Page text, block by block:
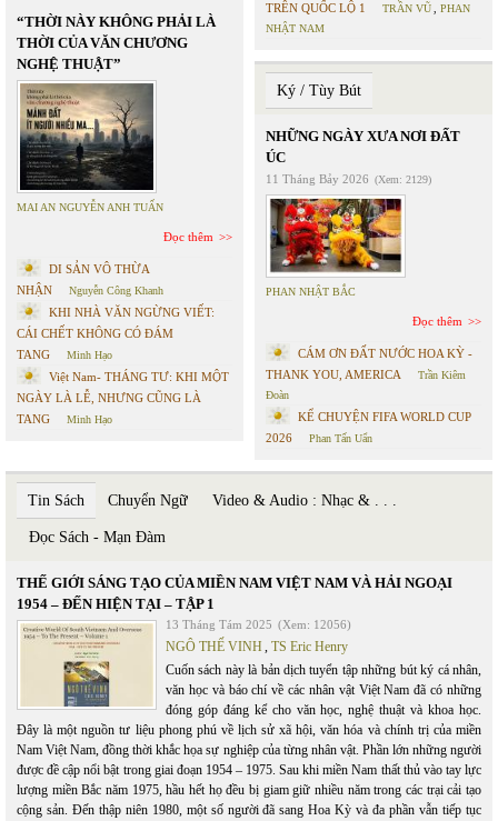
“THỜI NÀY KHÔNG PHẢI LÀ
THỜI CỦA VĂN CHƯƠNG
NGHỆ THUẬT”
MAI AN NGUYỄN ANH TUẤN
Đọc thêm
DI SẢN VÔ THỪA
NHẬN
Nguyễn Công Khanh
KHI NHÀ VĂN NGỪNG VIẾT:
CÁI CHẾT KHÔNG CÓ ĐÁM
TANG
Minh Hạo
Việt Nam- THÁNG TƯ: KHI MỘT
NGÀY LÀ LỄ, NHƯNG CŨNG LÀ
TANG
Minh Hạo
TRÊN QUỐC LỘ 1
TRẦN VŨ
PHAN
NHẬT NAM
Ký / Tùy Bút
NHỮNG NGÀY XƯA NƠI ĐẤT
ÚC
11 Tháng Bảy 2026 (Xem: 2129)
PHAN NHẬT BẮC
Đọc thêm
CÁM ƠN ĐẤT NƯỚC HOA KỲ -
THANK YOU, AMERICA
Trần Kiêm
Đoàn
KỂ CHUYỆN FIFA WORLD CUP
2026
Phan Tấn Uẩn
Tin Sách Chuyển Ngữ Video & Audio : Nhạc & . . .
Đọc Sách - Mạn Đàm
THẾ GIỚI SÁNG TẠO CỦA MIỀN NAM VIỆT NAM VÀ HẢI NGOẠI
1954 – ĐẾN HIỆN TẠI – TẬP 1
13 Tháng Tám 2025 (Xem: 12056)
NGÔ THẾ VINH, TS Eric Henry
Cuốn sách này là bản dịch tuyển tập những bút ký cá nhân,
văn học và báo chí về các nhân vật Việt Nam đã có những
đóng góp đáng kể cho văn học, nghệ thuật và khoa học.
Đây là một nguồn tư liệu phong phú về lịch sử xã hội, văn hóa và chính trị của miền
Nam Việt Nam, đồng thời khắc họa sự nghiệp của từng nhân vật. Phần lớn những người
được đề cập nổi bật trong giai đoạn 1954 – 1975. Sau khi miền Nam thất thủ vào tay lực
lượng miền Bắc năm 1975, hầu hết họ đều bị giam giữ nhiều năm trong các trại cải tạo
cộng sản. Đến thập niên 1980, một số người đã sang Hoa Kỳ và đa phần vẫn tiếp tục